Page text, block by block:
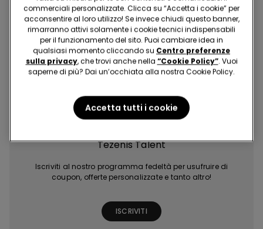
Acquisti facili e
Ultime tendenze
Promozioni
Extra punti con
Tezenis Talent
Iscriviti al nostro programma fedeltà per usufruire di
coupon, offerte personalizzate e tanto altro!
ISCRIVITI
commerciali personalizzate. Clicca su “Accetta i cookie” per
acconsentire al loro utilizzo! Se invece chiudi questo banner,
rimarranno attivi solamente i cookie tecnici indispensabili
per il funzionamento del sito. Puoi cambiare idea in
qualsiasi momento cliccando su Centro preferenze
sulla privacy, che trovi anche nella “Cookie Policy”. Vuoi
saperne di più? Dai un’occhiata alla nostra Cookie Policy.
Accetta tutti i cookie